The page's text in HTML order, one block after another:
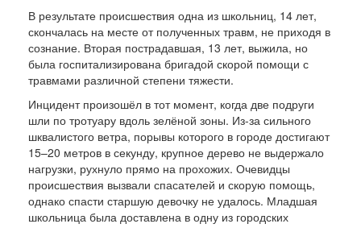
В результате происшествия одна из школьниц, 14 лет,
скончалась на месте от полученных травм, не приходя в
сознание. Вторая пострадавшая, 13 лет, выжила, но
была госпитализирована бригадой скорой помощи с
травмами различной степени тяжести.
Инцидент произошёл в тот момент, когда две подруги
шли по тротуару вдоль зелёной зоны. Из-за сильного
шквалистого ветра, порывы которого в городе достигают
15–20 метров в секунду, крупное дерево не выдержало
нагрузки, рухнуло прямо на прохожих. Очевидцы
происшествия вызвали спасателей и скорую помощь,
однако спасти старшую девочку не удалось. Младшая
школьница была доставлена в одну из городских